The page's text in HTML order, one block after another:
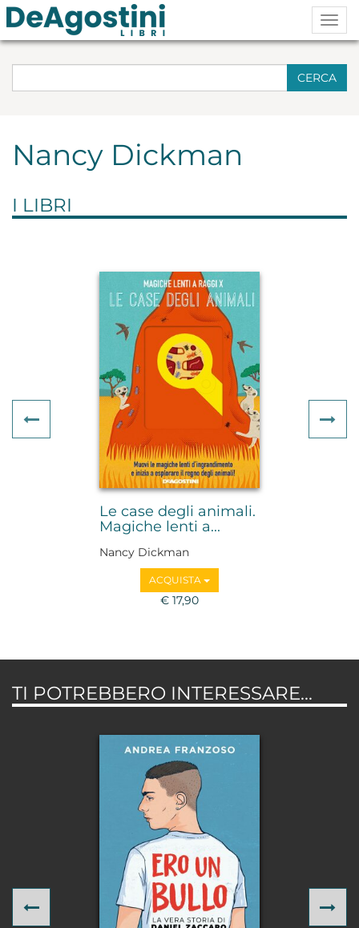
CERCA
Nancy Dickman
I LIBRI
Le case degli animali.
Magiche lenti a...
Nancy Dickman
ACQUISTA
€ 17,90
Previous
TI POTREBBERO INTERESSARE...
Previous